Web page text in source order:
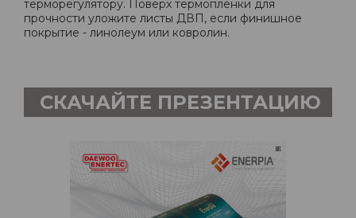
терморегулятору. Поверх термопленки для
прочности уложите листы ДВП, если финишное
покрытие - линолеум или ковролин.
СКАЧАЙТЕ ПРЕЗЕНТАЦИЮ